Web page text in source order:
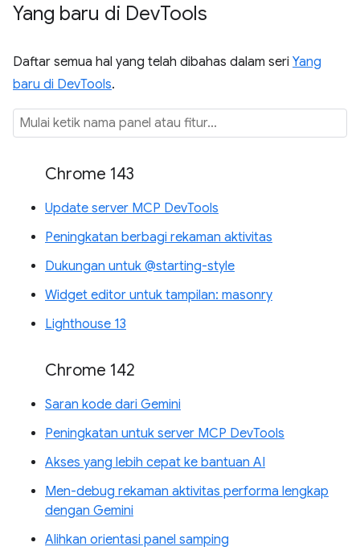
Yang baru di DevTools
Daftar semua hal yang telah dibahas dalam seri Yang
baru di DevTools.
Chrome 143
Update server MCP DevTools
Peningkatan berbagi rekaman aktivitas
Dukungan untuk @starting-style
Widget editor untuk tampilan: masonry
Lighthouse 13
Chrome 142
Saran kode dari Gemini
Peningkatan untuk server MCP DevTools
Akses yang lebih cepat ke bantuan AI
Men-debug rekaman aktivitas performa lengkap
dengan Gemini
Alihkan orientasi panel samping